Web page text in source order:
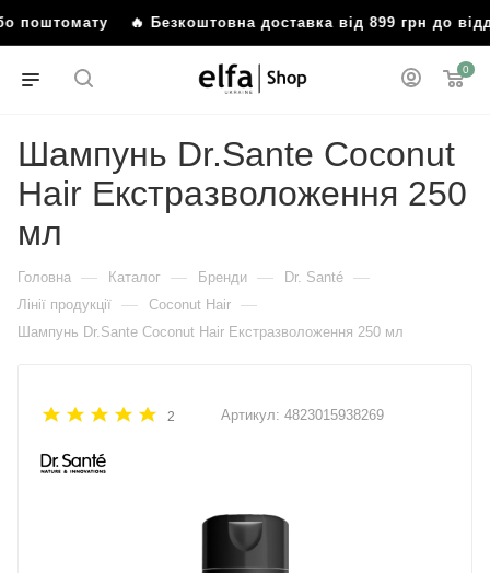
поштомату 🔥 Безкоштовна доставка від 899 грн до
0
Шампунь Dr.Sante Coconut
Hair Екстразволоження 250
мл
Головна — Каталог — Бренди — Dr. Santé —
Лінії продукції — Coconut Hair —
Шампунь Dr.Sante Coconut Hair Екстразволоження 250 мл
2 Артикул: 4823015938269